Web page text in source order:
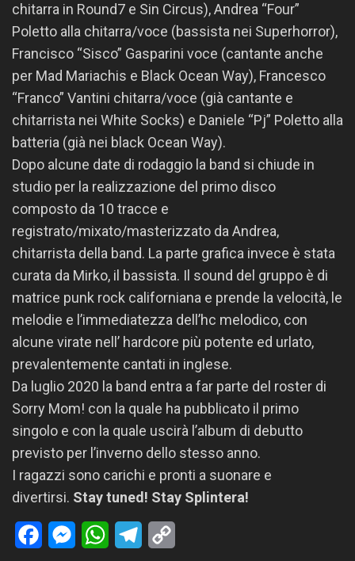
chitarra in Round7 e Sin Circus), Andrea “Four”
Poletto alla chitarra/voce (bassista nei Superhorror),
Francisco “Sisco” Gasparini voce (cantante anche
per Mad Mariachis e Black Ocean Way), Francesco
“Franco” Vantini chitarra/voce (già cantante e
chitarrista nei White Socks) e Daniele “Pj” Poletto alla
batteria (già nei black Ocean Way).
Dopo alcune date di rodaggio la band si chiude in
studio per la realizzazione del primo disco
composto da 10 tracce e
registrato/mixato/masterizzato da Andrea,
chitarrista della band. La parte grafica invece è stata
curata da Mirko, il bassista. Il sound del gruppo è di
matrice punk rock californiana e prende la velocità, le
melodie e l’immediatezza dell’hc melodico, con
alcune virate nell’ hardcore più potente ed urlato,
prevalentemente cantati in inglese.
Da luglio 2020 la band entra a far parte del roster di
Sorry Mom! con la quale ha pubblicato il primo
singolo e con la quale uscirà l’album di debutto
previsto per l’inverno dello stesso anno.
I ragazzi sono carichi e pronti a suonare e
divertirsi. Stay tuned! Stay Splintera!
FacebookMessengerWhatsAppTelegram